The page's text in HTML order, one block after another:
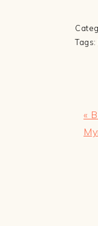
Tags:
«